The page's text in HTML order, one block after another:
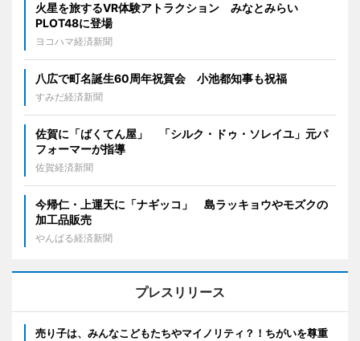
火星を旅するVR体験アトラクション みなとみらい
PLOT48に登場
ヨコハマ経済新聞
八広で町名誕生60周年祝賀会 小池都知事も祝福
すみだ経済新聞
佐賀に「ばくてん屋」 「シルク・ドゥ・ソレイユ」元パ
フォーマーが指導
佐賀経済新聞
今帰仁・上運天に「ナギッコ」 島ラッキョウやモズクの
加工品販売
やんばる経済新聞
プレスリリース
売り子は、みんなこどもたちやマイノリティ？！ちがいを尊重